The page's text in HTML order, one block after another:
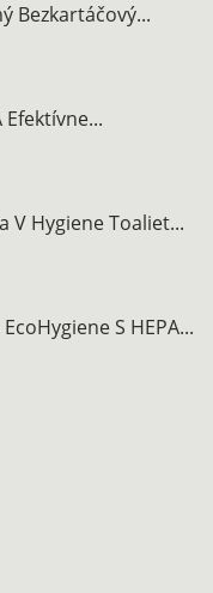
Bezkartáčový...
V Hygiene Toaliet...
S HEPA...